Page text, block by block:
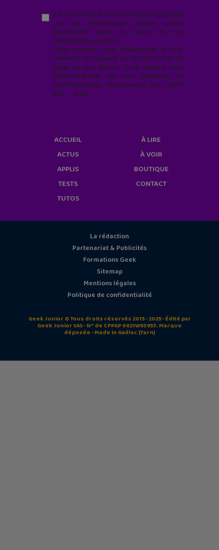
En soumettant ce formulaire, j’accepte
que les informations saisies soient
exploitées* dans le cadre de ma
demande de contact.
Vous pouvez vous désabonner à tout
moment en cliquant sur le lien en bas de
page de nos emails. Pour obtenir plus
d'informations sur nos pratiques de
confidentialité, rendez-vous sur notre
site web
ACCUEIL
ACTUS
APPLIS
TESTS
TUTOS
À LIRE
À VOIR
BOUTIQUE
CONTACT
La rédaction
Partenariat & Publicités
Formations Geek
Sitemap
Mentions légales
Politique de confidentialité
Geek Junior © Tous droits réservés 2015 - 2025 - Édité par
Geek Junior SAS - N° de CPPAP 0621W93953. Marque
déposée - Made in Gaillac (Tarn)